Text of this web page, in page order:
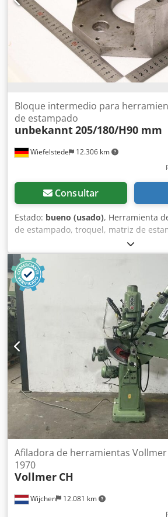
Wiefelstede 12.306 km
Bloque intermedio para
de estampado
unbekannt205/180/H90 mm
Consultar
Estado: bueno (usado), Herramienta
de estampado, troquel, matriz de
estampado, soporte de matriz -
estampado: bloque intermedio -
mm -Medidas: ver fotos Crjdpfx Aszr
Dimensiones: 205/180/A90 mm -Peso:
Wijchen 12.081 km
Afiladora de herramientas Vollmer
1970
Vollmer CH